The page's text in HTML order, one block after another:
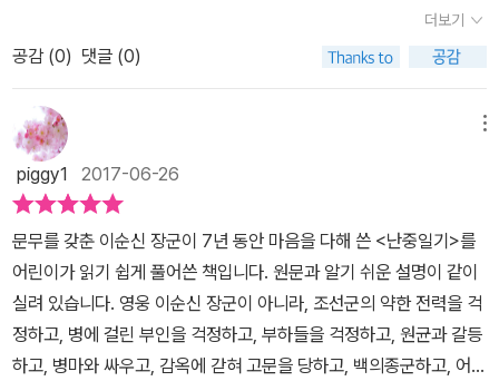
한 답도 얻을수 있는 책이라고 생각해요. 저는 위 도서를 추천하면서
책과함께어린이로부터 도서를 지원받아 작성하였습니다.
접할 수 있다. 일기의 첫머리에는 오늘날 우리가 쓰는 일기처럼 날씨
를 항상 기록해 두고 있다. 기상 변화가 전투에 큰 영향을 미치기 때문
다. 또, 한 가지 재미있는 점은 이순신 장군도 점을 쳤다는 것이다. 난
중일기에는 이순신이 아침 일찍 일어나서 점괘를 뽑는 장면이 종종
등장한다. 큰 해전을 앞두고 있거나 전투가 한창일 때, 앞으로 어떤 일
이 벌어질지 알 수 없을 때, 중요한 일을 결정해야 할 때, 이순신은 점
을 쳐서 앞날을 예상했다. 아내가 큰 병에 걸렸다는 소식을 듣고 아내
의 병세를 점쳐 본 기록도 있다. 점치는 이순신, 뜻밖이다. 난중일기에
는 노비들의 이름도 많이 등장한다. 하인들이 한일을 기록하며 안쓰
럽고 고마운 마음을 드러내었고 하인들의 안부와 건강에도 관심이 많
아 그들의 소식을 들으면 일기에 기록을 해두었다. 우정과 믿음을 나
기록과 전투 후 기록을 빠짐없이 기록에 남겼다. 다음 전투를 준비하
기 위한 자료이자 스스로 마음을 다스리기 위한 방법으로 꾸준히 일
기를 써 내려갔다. 난중일기에 남아 있는 기록 중에 특별한 것은 이순
신 장군의 사람들을 대하는 모습이다. 이름 없는 노비부터 시작해서
전투 중에 공을 세운 백성들, 부하 장수들의 이름까지 적었다. 그들의
공을 치하하고 잊지 않기 위한 노력이었다. 그가 쓴 일기를 통해 부하
들을 어떻게 다루어야 하는지 지혜를 얻는다. 전투는 승리를 위함이
목적이다. 전투의 승리는 장수 혼자 할 수 없다. 많은 사람들이 협력해
야 한다. 특히 따르는 부하들이 충성해야 한다. 목숨을 건 전쟁터에서
장수의 호령에 복종하고 열심히 전투에 임할 수 있는 것은 평소에 리
더를 존경했기에 가능하다. 이순신은 솔선수범하며 전투의 결과를 반
드시 승리로 보답했다. 23전 23승의 전투 기록을 세우면서도 우쭐할
더보기
공감 (0) 댓글 (0)
piggy1 2017-06-26
문무를 갖춘 이순신 장군이 7년 동안 마음을 다해 쓴 <난중일기>를
어린이가 읽기 쉽게 풀어쓴 책입니다. 원문과 알기 쉬운 설명이 같이
실려 있습니다. 영웅 이순신 장군이 아니라, 조선군의 약한 전력을 걱
정하고, 병에 걸린 부인을 걱정하고, 부하들을 걱정하고, 원균과 갈등
하고, 병마와 싸우고, 감옥에 갇혀 고문을 당하고, 백의종군하고, 어머